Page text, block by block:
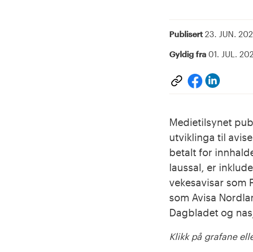
Publisert 23. JUN.
Gyldig fra 01. JUL.
Del Del
Medietilsynet
utviklinga til
betalt for
laussal, er
vekesavisar som
som Avisa
Dagbladet og
Klikk på grafane